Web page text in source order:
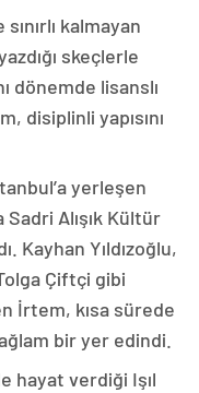
kalmayan
skeçlerle
dönemde lisanslı
disiplinli yapısını
yerleşen
Sadri Alışık Kültür
Kayhan Yıldızoğlu,
Çiftçi gibi
İrtem, kısa sürede
bir yer edindi.
hayat verdiği Işıl